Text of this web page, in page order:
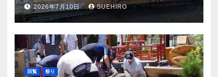
2026年7月10日 SUEHIRO
回覧 祭り